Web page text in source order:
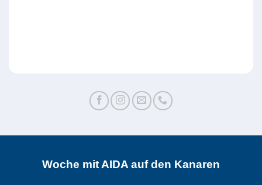
Woche mit AIDA auf den Kanaren